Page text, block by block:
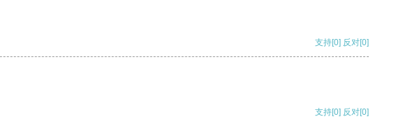
支持[0] 反对[0]
支持[0] 反对[0]